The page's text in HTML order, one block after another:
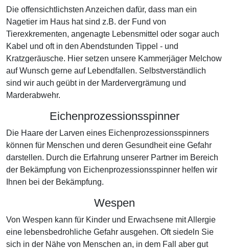
Die offensichtlichsten Anzeichen dafür, dass man ein
Nagetier im Haus hat sind z.B. der Fund von
Tierexkrementen, angenagte Lebensmittel oder sogar auch
Kabel und oft in den Abendstunden Tippel - und
Kratzgeräusche. Hier setzen unsere Kammerjäger Melchow
auf Wunsch gerne auf Lebendfallen. Selbstverständlich
sind wir auch geübt in der Mardervergrämung und
Marderabwehr.
Eichenprozessionsspinner
Die Haare der Larven eines Eichenprozessionsspinners
können für Menschen und deren Gesundheit eine Gefahr
darstellen. Durch die Erfahrung unserer Partner im Bereich
der Bekämpfung von Eichenprozessionsspinner helfen wir
Ihnen bei der Bekämpfung.
Wespen
Von Wespen kann für Kinder und Erwachsene mit Allergie
eine lebensbedrohliche Gefahr ausgehen. Oft siedeln Sie
sich in der Nähe von Menschen an, in dem Fall aber gut